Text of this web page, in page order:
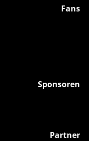
Fans
Sponsoren
Partner